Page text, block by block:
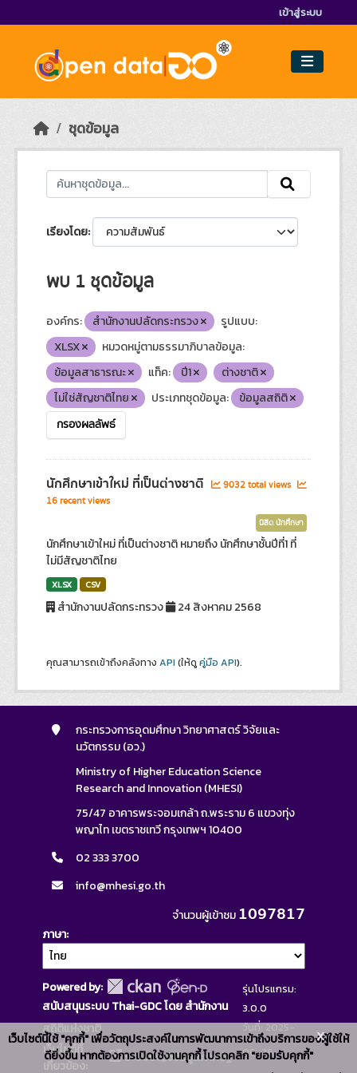
เข้าสู่ระบบ
ชุดข้อมูล
เรียงโดย
พบ 1 ชุดข้อมูล
องค์กร: สำนักงานปลัดกระทรวง
รูปแบบ:
XLSX
หมวดหมู่ตามธรรมาภิบาลข้อมูล:
ข้อมูลสาธารณะ
แท็ค: ปี1
ต่างชาติ
ไม่ใช่สัญชาติไทย
ประเภทชุดข้อมูล: ข้อมูลสถิติ
กรองผลลัพธ์
นักศึกษาเข้าใหม่ ที่เป็นต่างชาติ
9032 total views
16 recent views
นิสิต นักศึกษา
นักศึกษาเข้าใหม่ ที่เป็นต่างชาติ หมายถึง นักศึกษาชั้นปีที่1 ที่
ไม่มีสัญชาติไทย
XLSX CSV
สำนักงานปลัดกระทรวง 24 สิงหาคม 2568
คุณสามารถเข้าถึงคลังทางAPI (ให้ดูคู่มือ API).
กระทรวงการอุดมศึกษา วิทยาศาสตร์ วิจัยและ
นวัตกรรม (อว.)
Ministry of Higher Education Science
Research and Innovation (MHESI)
75/47 อาคารพระจอมเกล้า ถ.พระราม 6 แขวงทุ่ง
พญาไท เขตราชเทวี กรุงเทพฯ 10400
02 333 3700
info@mhesi.go.th
จำนวนผู้เข้าชม1097817
ภาษา
Powered by:
สนับสนุนระบบ Thai-GDC โดย สำนักงาน
สถิติแห่งชาติ
เว็บไซต์ที่
เกี่ยวข้อง:
ระบบบัญชีข้อมูลภาครัฐ
รุ่นโปรแกรม:
3.0.0
วันที่: 2025-
06-26
เว็บไซต์นี้ใช้ "คุกกี้" เพื่อวัตถุประสงค์ในการพัฒนาการเข้าถึงบริการของผู้ใช้ให้
ดียิ่งขึ้น หากต้องการเปิดใช้งานคุกกี้ โปรดคลิก "ยอมรับคุกกี้"
x